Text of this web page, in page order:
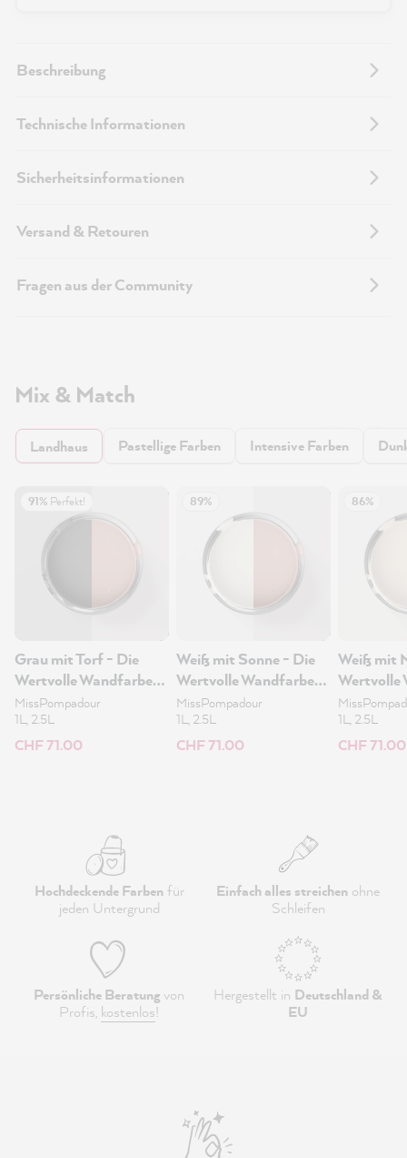
Beschreibung
Technische Informationen
Sicherheitsinformationen
Versand & Retouren
Fragen aus der Community
Mix & Match
Landhaus Pastellige Farben Intensive Farben
91% Perfekt!
Grau mit Torf - Die
Wertvolle Wandfarbe
2.5L
MissPompadour
1L, 2.5L
CHF 71.00
89%
Weiß mit Sonne - Die
Wertvolle Wandfarbe
2.5L
MissPompadour
1L, 2.5L
CHF 71.00
86%
Weiß mit
Wertvolle
2.5L
1L, 2.5L
CHF 71.00
Hochdeckende Farbenfür
jeden Untergrund
Einfach alles streichen ohne
Schleifen
Persönliche Beratungvon
Profis, kostenlos!
Hergestellt in Deutschland &
EU